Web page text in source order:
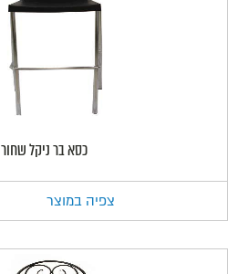
כסא בר ניקל שחור
צפיה במוצר